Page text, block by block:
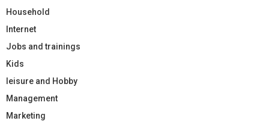
Household
Internet
Jobs and trainings
Kids
leisure and Hobby
Management
Marketing